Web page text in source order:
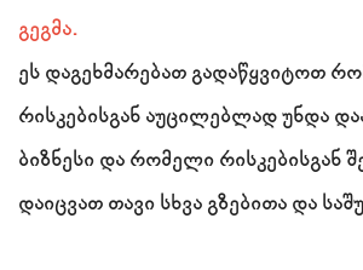
გეგმა.
ეს დაგეხმარებათ გადაწყვიტოთ
რისკებისგან აუცილებლად უნდა
ბიზნესი და რომელი რისკებისგან
დაიცვათ თავი სხვა გზებითა და